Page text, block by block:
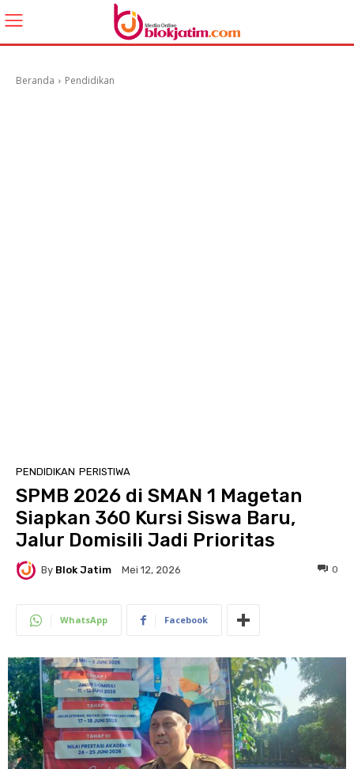
Beranda Pendidikan
PENDIDIKAN PERISTIWA
SPMB 2026 di SMAN 1 Magetan
Siapkan 360 Kursi Siswa Baru,
Jalur Domisili Jadi Prioritas
By Blok Jatim Mei 12, 2026 0
WhatsApp Facebook